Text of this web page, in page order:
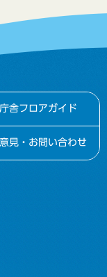
舎フロアガイド
見・お問い合わせ